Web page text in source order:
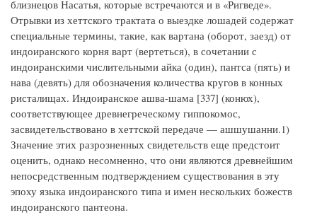
близнецов Насатья, которые встречаются и в «Ригведе».
Отрывки из хеттского трактата о выездке лошадей содержат
специальные термины, такие, как вартана (оборот, заезд) от
индоиранского корня варт (вертеться), в сочетании с
индоиранскими числительными айка (один), пантса (пять) и
нава (девять) для обозначения количества кругов в конных
ристалищах. Индоиранское ашва-шама [337] (конюх),
соответствующее древнегреческому гиппокомос,
засвидетельствовано в хеттской передаче — ашшушанни.1)
Значение этих разрозненных свидетельств еще предстоит
оценить, однако несомненно, что они являются древнейшим
непосредственным подтверждением существования в эту
эпоху языка индоиранского типа и имен нескольких божеств
индоиранского пантеона.